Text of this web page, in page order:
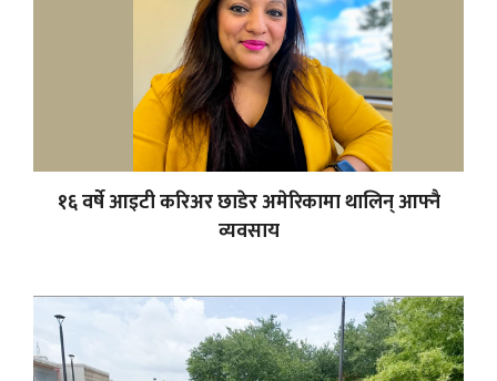
१६ वर्षे आइटी करिअर छाडेर अमेरिकामा थालिन् आफ्नै
व्यवसाय